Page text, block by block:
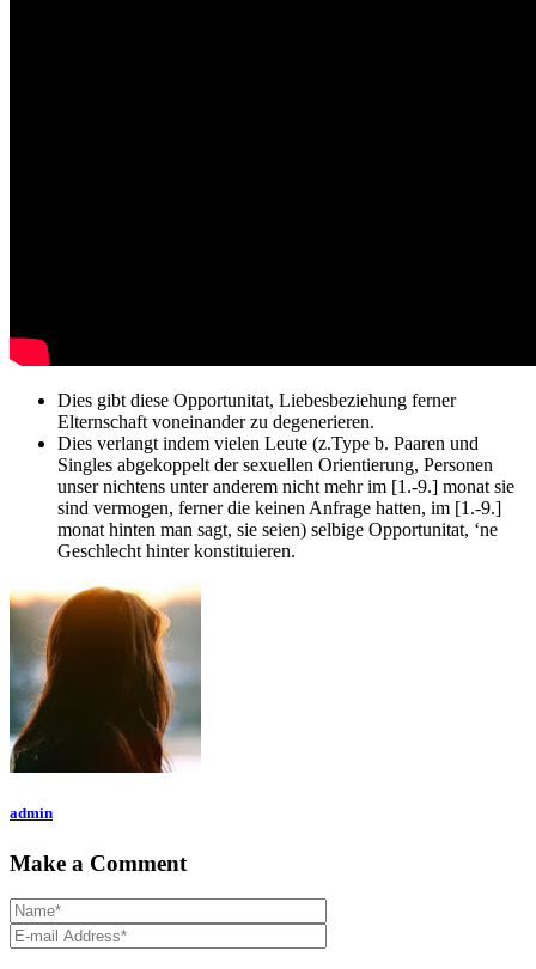
Dies gibt diese Opportunitat, Liebesbeziehung ferner
Elternschaft voneinander zu degenerieren.
Dies verlangt indem vielen Leute (z.Type b. Paaren und
Singles abgekoppelt der sexuellen Orientierung, Personen
unser nichtens unter anderem nicht mehr im [1.-9.] monat sie
sind vermogen, ferner die keinen Anfrage hatten, im [1.-9.]
monat hinten man sagt, sie seien) selbige Opportunitat, ‘ne
Geschlecht hinter konstituieren.
admin
Make a Comment